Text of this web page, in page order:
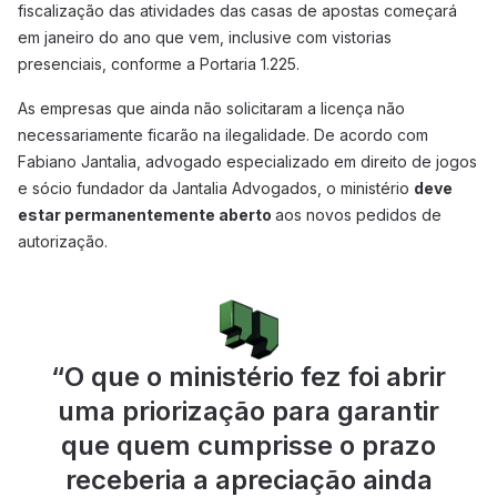
fiscalização das atividades das casas de apostas começará
em janeiro do ano que vem, inclusive com vistorias
presenciais, conforme a Portaria 1.225.
As empresas que ainda não solicitaram a licença não
necessariamente ficarão na ilegalidade. De acordo com
Fabiano Jantalia, advogado especializado em direito de jogos
e sócio fundador da Jantalia Advogados, o ministério deve
estar permanentemente aberto aos novos pedidos de
autorização.
“O que o ministério fez foi abrir
uma priorização para garantir
que quem cumprisse o prazo
receberia a apreciação ainda